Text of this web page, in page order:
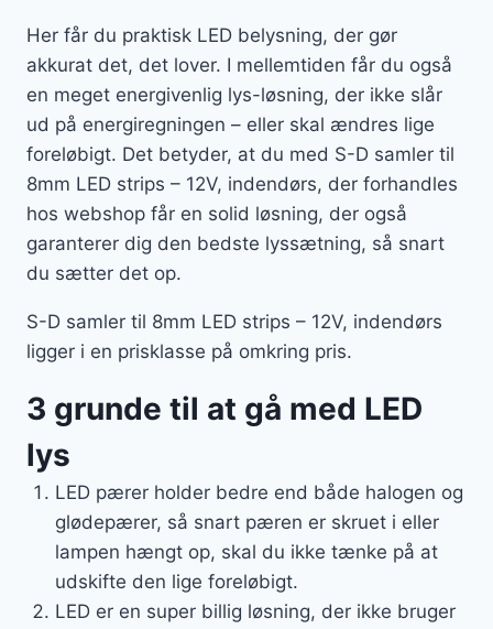
Her får du praktisk LED belysning, der gør
akkurat det, det lover. I mellemtiden får du også
en meget energivenlig lys-løsning, der ikke slår
ud på energiregningen – eller skal ændres lige
foreløbigt. Det betyder, at du med S-D samler til
8mm LED strips – 12V, indendørs, der forhandles
hos webshop får en solid løsning, der også
garanterer dig den bedste lyssætning, så snart
du sætter det op.
S-D samler til 8mm LED strips – 12V, indendørs
ligger i en prisklasse på omkring pris.
3 grunde til at gå med LED
lys
LED pærer holder bedre end både halogen og
glødepærer, så snart pæren er skruet i eller
lampen hængt op, skal du ikke tænke på at
udskifte den lige foreløbigt.
LED er en super billig løsning, der ikke bruger